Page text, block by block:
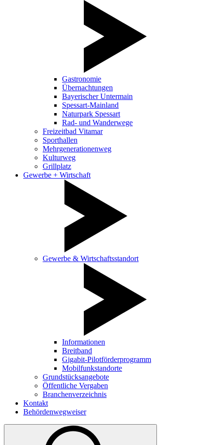
Gastronomie
Übernachtungen
Bayerischer Untermain
Spessart-Mainland
Naturpark Spessart
Rad- und Wanderwege
Freizeitbad Vitamar
Sporthallen
Mehrgenerationenweg
Kulturweg
Grillplatz
Gewerbe + Wirtschaft
Gewerbe & Wirtschaftsstandort
Informationen
Breitband
Gigabit-Pilotförderprogramm
Mobilfunkstandorte
Grundstücksangebote
Öffentliche Vergaben
Branchenverzeichnis
Kontakt
Behördenwegweiser